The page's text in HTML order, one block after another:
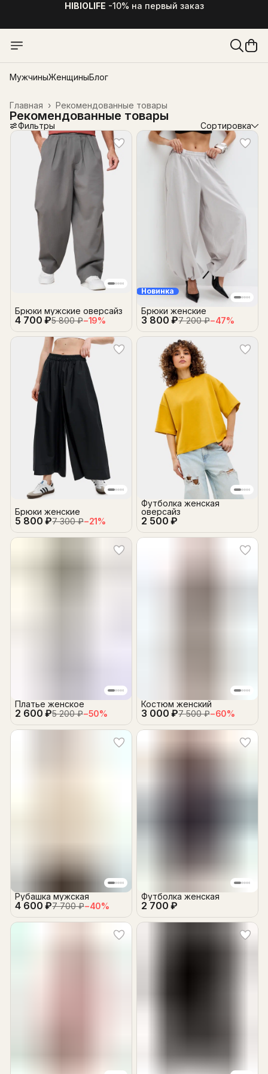
МужчиныЖенщиныБлог
Рекомендованные товары
Главная ›
Рекомендованные товары
Фильтры Сортировка
4 700 ₽5 800 ₽−19%
Брюки мужские оверсайз
Новинка
3 800 ₽7 200 ₽−47%
Брюки женские
5 800 ₽7 300 ₽−21%
Брюки женские
2 500 ₽
Футболка женская
оверсайз
2 600 ₽5 200 ₽−50%
Платье женское
3 000 ₽7 500 ₽−60%
Костюм женский
4 600 ₽7 700 ₽−40%
Рубашка мужская
2 700 ₽
Футболка женская